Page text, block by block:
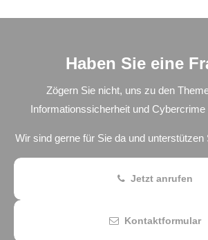
Haben Sie eine
Zögern Sie nicht, uns zu den
Informationssicherheit und
Wir sind gerne für Sie da und unterstützen
Jetzt anrufen
Kontaktformular